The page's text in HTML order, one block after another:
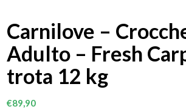
Carnilove –
Adulto – Fresh
trota 12 kg
€89,90